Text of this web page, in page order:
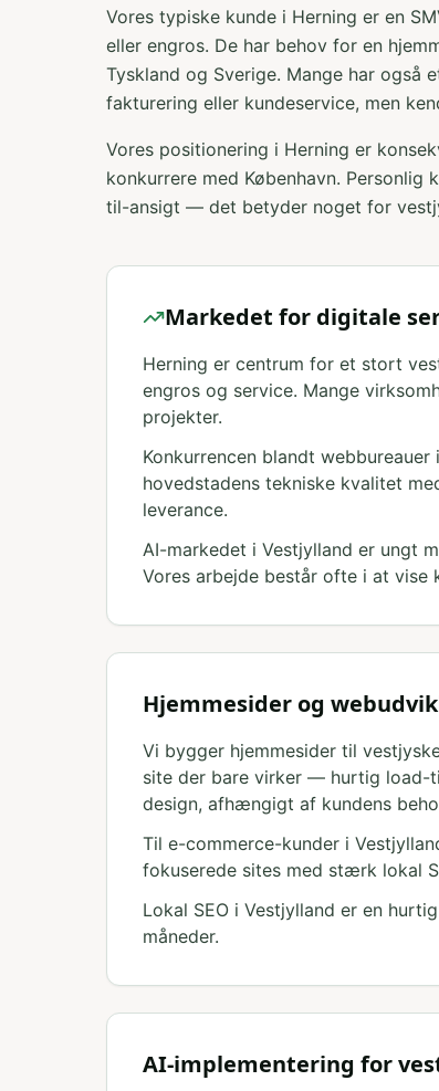
Vores typiske kunde i Herning er en
eller engros. De har behov for en
Tyskland og Sverige. Mange har også
fakturering eller kundeservice, men
Vores positionering i Herning er
konkurrere med København.
til-ansigt — det betyder noget for
Markedet for digitale
Herning er centrum for et stort
engros og service. Mange
projekter.
Konkurrencen blandt
hovedstadens tekniske kvalitet
leverance.
AI-markedet i Vestjylland er ungt
Vores arbejde består ofte i at vise
Hjemmesider og
Vi bygger hjemmesider til
site der bare virker — hurtig load-
design, afhængigt af kundens
Til e-commerce-kunder i
fokuserede sites med stærk lokal
Lokal SEO i Vestjylland er en
måneder.
AI-implementering for